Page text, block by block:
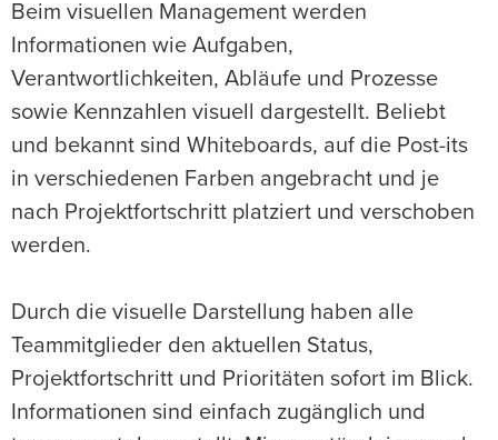
Beim visuellen Management werden
Informationen wie Aufgaben,
Verantwortlichkeiten, Abläufe und Prozesse
sowie Kennzahlen visuell dargestellt. Beliebt
und bekannt sind Whiteboards, auf die Post-its
in verschiedenen Farben angebracht und je
nach Projektfortschritt platziert und verschoben
werden.
Durch die visuelle Darstellung haben alle
Teammitglieder den aktuellen Status,
Projektfortschritt und Prioritäten sofort im Blick.
Informationen sind einfach zugänglich und